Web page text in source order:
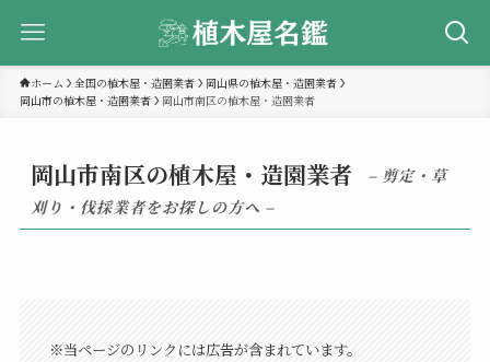
ホーム 全国の植木屋・造園業者
岡山県の植木屋・造園業者
岡山市の植木屋・造園業者
岡山市南区の植木屋・造園業者
岡山市南区の植木屋・造園業者
– 剪定・草
刈り・伐採業者をお探しの方へ –
※当ページのリンクには広告が含まれています。